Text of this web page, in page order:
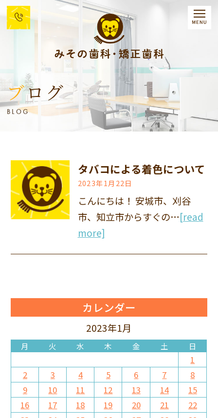
ブログ
BLOG
タバコによる着色について
2023年1月22日
こんにちは！ 安城市、刈谷
市、知立市からすぐの…[read
more]
カレンダー
2023年1月
月 火 水 木 金 土 日
1
2
3 4 5 6 7
8
9
10 11 12 13 14
15
16
17 18 19 20 21
22